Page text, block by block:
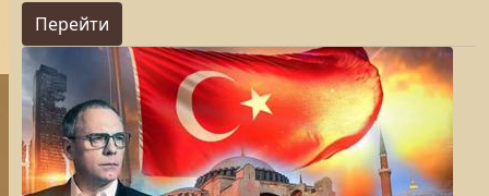
Перейти